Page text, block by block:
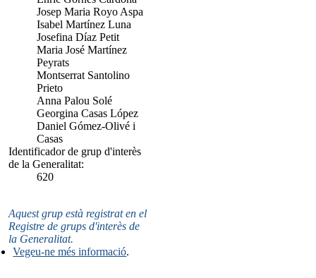
Josep Maria Royo Aspa
Isabel Martínez Luna
Josefina Díaz Petit
Maria José Martínez
Peyrats
Montserrat Santolino
Prieto
Anna Palou Solé
Georgina Casas López
Daniel Gómez-Olivé i
Casas
Identificador de grup d'interès
de la Generalitat:
620
Aquest grup està registrat en el
Registre de grups d'interès de
la Generalitat.
Vegeu-ne més informació.